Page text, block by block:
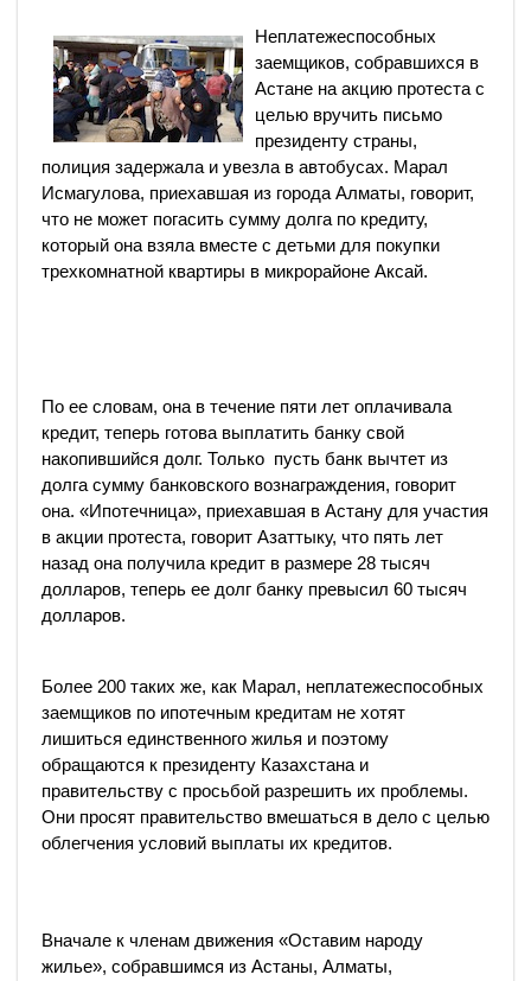
Неплатежеспособных
заемщиков, собравшихся в
Астане на акцию протеста с
целью вручить письмо
президенту страны,
полиция задержала и увезла в автобусах. Марал
Исмагулова, приехавшая из города Алматы, говорит,
что не может погасить сумму долга по кредиту,
который она взяла вместе с детьми для покупки
трехкомнатной квартиры в микрорайоне Аксай.
По ее словам, она в течение пяти лет оплачивала
кредит, теперь готова выплатить банку свой
накопившийся долг. Только пусть банк вычтет из
долга сумму банковского вознаграждения, говорит
она. «Ипотечница», приехавшая в Астану для участия
в акции протеста, говорит Азаттыку, что пять лет
назад она получила кредит в размере 28 тысяч
долларов, теперь ее долг банку превысил 60 тысяч
долларов.
Более 200 таких же, как Марал, неплатежеспособных
заемщиков по ипотечным кредитам не хотят
лишиться единственного жилья и поэтому
обращаются к президенту Казахстана и
правительству с просьбой разрешить их проблемы.
Они просят правительство вмешаться в дело с целью
облегчения условий выплаты их кредитов.
Вначале к членам движения «Оставим народу
жилье», собравшимся из Астаны, ​​Алматы,